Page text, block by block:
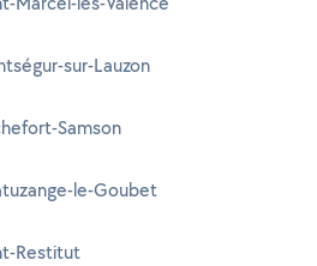
sur-Lauzon
Samson
le-Goubet
Restitut